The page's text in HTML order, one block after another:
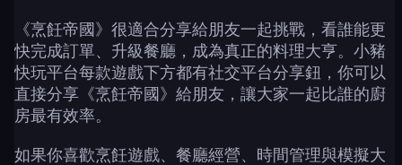
《烹飪帝國》很適合分享給朋友一起挑戰，看誰能更
快完成訂單、升級餐廳，成為真正的料理大亨。小豬
快玩平台每款遊戲下方都有社交平台分享鈕，你可以
直接分享《烹飪帝國》給朋友，讓大家一起比誰的廚
房最有效率。
如果你喜歡烹飪遊戲、餐廳經營、時間管理與模擬大